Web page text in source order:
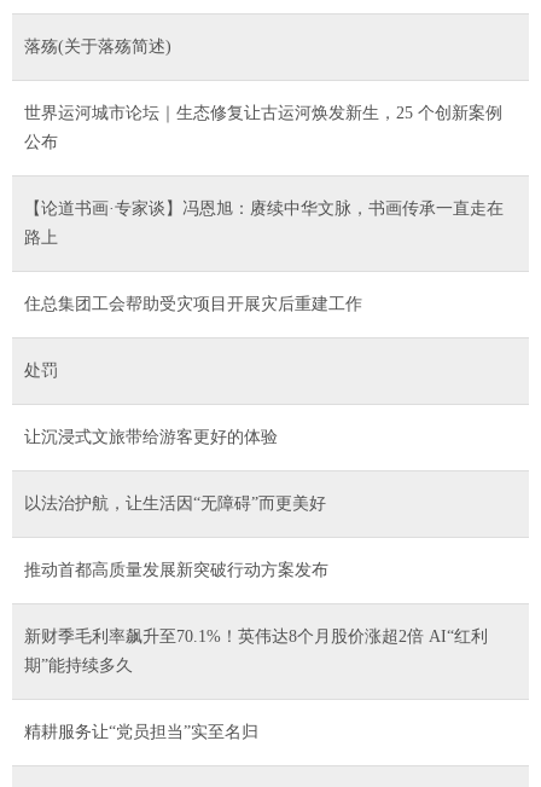
落殇(关于落殇简述)
世界运河城市论坛｜生态修复让古运河焕发新生，25 个创新案例
公布
【论道书画·专家谈】冯恩旭：赓续中华文脉，书画传承一直走在
路上
住总集团工会帮助受灾项目开展灾后重建工作
处罚
让沉浸式文旅带给游客更好的体验
以法治护航，让生活因“无障碍”而更美好
推动首都高质量发展新突破行动方案发布
新财季毛利率飙升至70.1%！英伟达8个月股价涨超2倍 AI“红利
期”能持续多久
精耕服务让“党员担当”实至名归